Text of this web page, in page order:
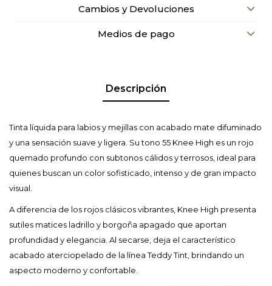
Cambios y Devoluciones
Medios de pago
Descripción
Tinta líquida para labios y mejillas con acabado mate difuminado
y una sensación suave y ligera. Su tono 55 Knee High es un rojo
quemado profundo con subtonos cálidos y terrosos, ideal para
quienes buscan un color sofisticado, intenso y de gran impacto
visual.
A diferencia de los rojos clásicos vibrantes, Knee High presenta
sutiles matices ladrillo y borgoña apagado que aportan
profundidad y elegancia. Al secarse, deja el característico
acabado aterciopelado de la línea Teddy Tint, brindando un
aspecto moderno y confortable.